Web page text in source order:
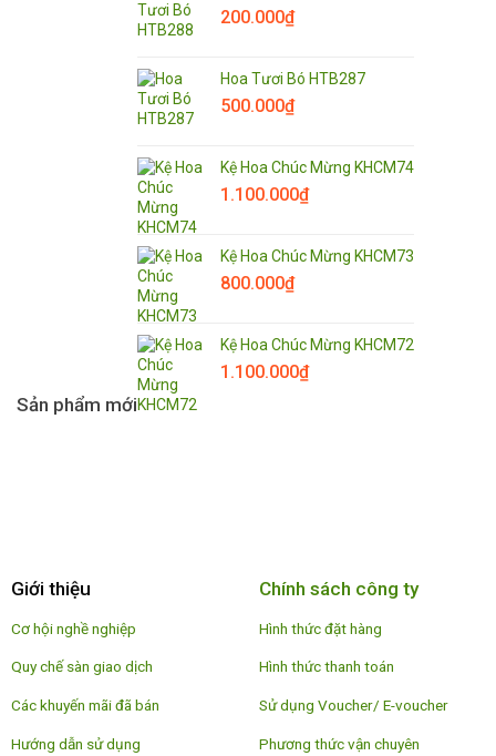
Sản phẩm mới
200.000₫
Hoa Tươi Bó HTB287
500.000₫
Kệ Hoa Chúc Mừng KHCM74
1.100.000₫
Kệ Hoa Chúc Mừng KHCM73
800.000₫
Kệ Hoa Chúc Mừng KHCM72
1.100.000₫
Giới thiệu
Cơ hội nghề nghiệp
Quy chế sàn giao dịch
Các khuyến mãi đã bán
Hướng dẫn sử dụng
Chính sách công ty
Hình thức đặt hàng
Hình thức thanh toán
Sử dụng Voucher/ E-voucher
Phương thức vận chuyên